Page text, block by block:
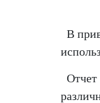
В
Отчет